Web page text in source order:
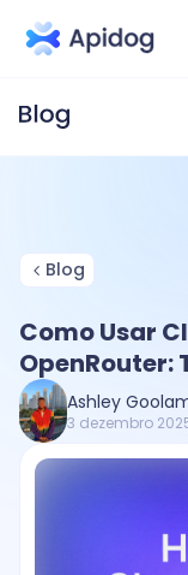
Blog
Como Usar
Ashley
3 dezembro